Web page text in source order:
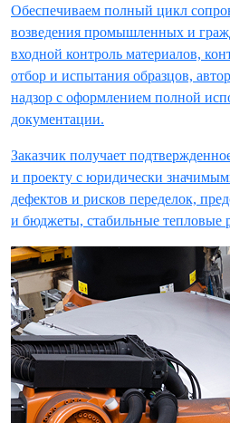
Обеспечиваем полный цикл
возведения промышленных и
входной контроль материалов,
отбор и испытания образцов,
надзор с оформлением полной
документации.
Заказчик получает
и проекту с юридически
дефектов и рисков переделок,
и бюджеты, стабильные тепловые